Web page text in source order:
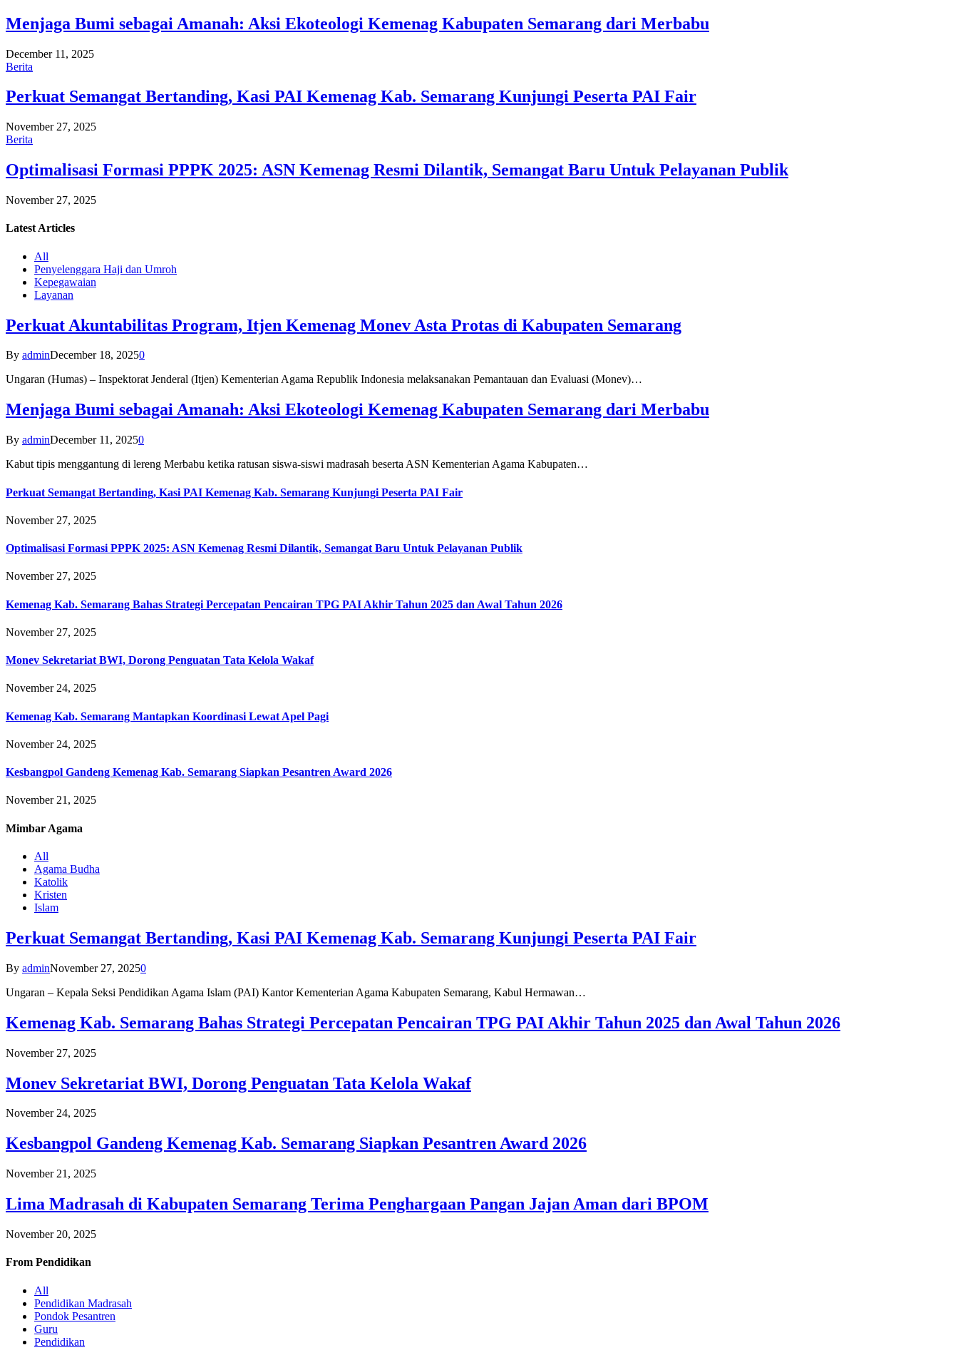
Menjaga Bumi sebagai Amanah: Aksi Ekoteologi Kemenag Kabupaten Semarang dari Merbabu
December 11, 2025
Berita
Perkuat Semangat Bertanding, Kasi PAI Kemenag Kab. Semarang Kunjungi Peserta PAI Fair
November 27, 2025
Berita
Optimalisasi Formasi PPPK 2025: ASN Kemenag Resmi Dilantik, Semangat Baru Untuk Pelayanan Publik
November 27, 2025
Latest Articles
All
Penyelenggara Haji dan Umroh
Kepegawaian
Layanan
Perkuat Akuntabilitas Program, Itjen Kemenag Monev Asta Protas di Kabupaten Semarang
By adminDecember 18, 20250
Ungaran (Humas) – Inspektorat Jenderal (Itjen) Kementerian Agama Republik Indonesia melaksanakan Pemantauan dan Evaluasi (Monev)…
Menjaga Bumi sebagai Amanah: Aksi Ekoteologi Kemenag Kabupaten Semarang dari Merbabu
By adminDecember 11, 20250
Kabut tipis menggantung di lereng Merbabu ketika ratusan siswa-siswi madrasah beserta ASN Kementerian Agama Kabupaten…
Perkuat Semangat Bertanding, Kasi PAI Kemenag Kab. Semarang Kunjungi Peserta PAI Fair
November 27, 2025
Optimalisasi Formasi PPPK 2025: ASN Kemenag Resmi Dilantik, Semangat Baru Untuk Pelayanan Publik
November 27, 2025
Kemenag Kab. Semarang Bahas Strategi Percepatan Pencairan TPG PAI Akhir Tahun 2025 dan Awal Tahun 2026
November 27, 2025
Monev Sekretariat BWI, Dorong Penguatan Tata Kelola Wakaf
November 24, 2025
Kemenag Kab. Semarang Mantapkan Koordinasi Lewat Apel Pagi
November 24, 2025
Kesbangpol Gandeng Kemenag Kab. Semarang Siapkan Pesantren Award 2026
November 21, 2025
Mimbar Agama
All
Agama Budha
Katolik
Kristen
Islam
Perkuat Semangat Bertanding, Kasi PAI Kemenag Kab. Semarang Kunjungi Peserta PAI Fair
By adminNovember 27, 20250
Ungaran – Kepala Seksi Pendidikan Agama Islam (PAI) Kantor Kementerian Agama Kabupaten Semarang, Kabul Hermawan…
Kemenag Kab. Semarang Bahas Strategi Percepatan Pencairan TPG PAI Akhir Tahun 2025 dan Awal Tahun 2026
November 27, 2025
Monev Sekretariat BWI, Dorong Penguatan Tata Kelola Wakaf
November 24, 2025
Kesbangpol Gandeng Kemenag Kab. Semarang Siapkan Pesantren Award 2026
November 21, 2025
Lima Madrasah di Kabupaten Semarang Terima Penghargaan Pangan Jajan Aman dari BPOM
November 20, 2025
From Pendidikan
All
Pendidikan Madrasah
Pondok Pesantren
Guru
Pendidikan